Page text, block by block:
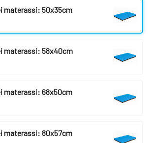
materassi: 50x35cm
materassi: 58x40cm
materassi: 68x50cm
materassi: 80x57cm